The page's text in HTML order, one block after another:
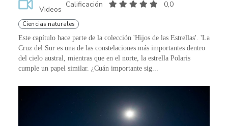
Videos
Calificación 0,0
Ciencias naturales
Este capítulo hace parte de la colección 'Hijos de las Estrellas'. 'La
Cruz del Sur es una de las constelaciones más importantes dentro
del cielo austral, mientras que en el norte, la estrella Polaris
cumple un papel similar. ¿Cuán importante sig...